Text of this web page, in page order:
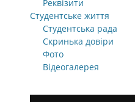
Реквізити
Студентське життя
Студентська рада
Скринька довіри
Фото
Відеогалерея